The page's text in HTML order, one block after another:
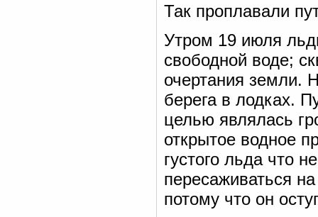
Так проплавали
Утром 19 июля
свободной воде;
очертания земли.
берега в лодках.
целью являлась
открытое водное
густого льда что
пересаживаться
потому что он